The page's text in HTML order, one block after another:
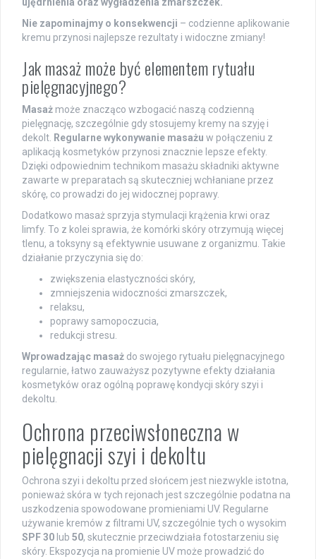
Nie zapominajmy o konsekwencji – codzienne aplikowanie
kremu przynosi najlepsze rezultaty i widoczne zmiany!
Jak masaż może być elementem rytuału
pielęgnacyjnego?
Masaż może znacząco wzbogacić naszą codzienną
pielęgnację, szczególnie gdy stosujemy kremy na szyję i
dekolt. Regularne wykonywanie masażu w połączeniu z
aplikacją kosmetyków przynosi znacznie lepsze efekty.
Dzięki odpowiednim technikom masażu składniki aktywne
zawarte w preparatach są skuteczniej wchłaniane przez
skórę, co prowadzi do jej widocznej poprawy.
Dodatkowo masaż sprzyja stymulacji krążenia krwi oraz
limfy. To z kolei sprawia, że komórki skóry otrzymują więcej
tlenu, a toksyny są efektywnie usuwane z organizmu. Takie
działanie przyczynia się do:
zwiększenia elastyczności skóry,
zmniejszenia widoczności zmarszczek,
relaksu,
poprawy samopoczucia,
redukcji stresu.
Wprowadzając masaż do swojego rytuału pielęgnacyjnego
regularnie, łatwo zauważysz pozytywne efekty działania
kosmetyków oraz ogólną poprawę kondycji skóry szyi i
dekoltu.
Ochrona przeciwsłoneczna w
pielęgnacji szyi i dekoltu
Ochrona szyi i dekoltu przed słońcem jest niezwykle istotna,
ponieważ skóra w tych rejonach jest szczególnie podatna na
uszkodzenia spowodowane promieniami UV. Regularne
używanie kremów z filtrami UV, szczególnie tych o wysokim
SPF 30 lub 50, skutecznie przeciwdziała fotostarzeniu się
skóry. Ekspozycja na promienie UV może prowadzić do